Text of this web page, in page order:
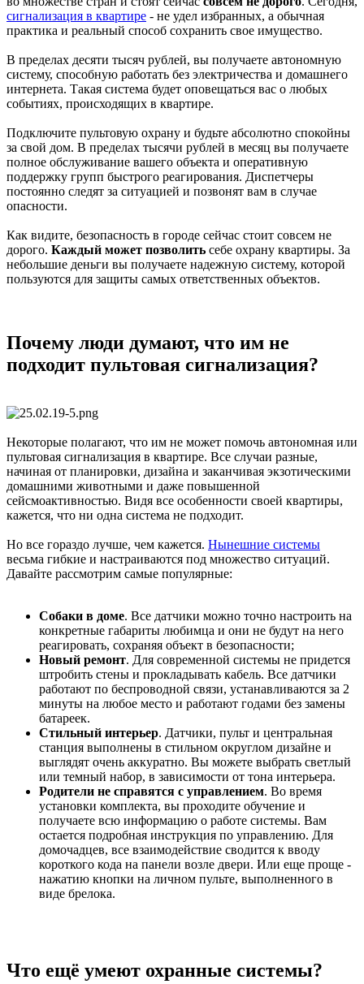
сигнализация в квартире - не удел избранных, а обычная
практика и реальный способ сохранить свое имущество.
В пределах десяти тысяч рублей, вы получаете автономную
систему, способную работать без электричества и домашнего
интернета. Такая система будет оповещаться вас о любых
событиях, происходящих в квартире.
Подключите пультовую охрану и будьте абсолютно спокойны
за свой дом. В пределах тысячи рублей в месяц вы получаете
полное обслуживание вашего объекта и оперативную
поддержку групп быстрого реагирования. Диспетчеры
постоянно следят за ситуацией и позвонят вам в случае
опасности.
Как видите, безопасность в городе сейчас стоит совсем не
дорого. Каждый может позволить себе охрану квартиры. За
небольшие деньги вы получаете надежную систему, которой
пользуются для защиты самых ответственных объектов.
Почему люди думают, что им не
подходит пультовая сигнализация?
Некоторые полагают, что им не может помочь автономная или
пультовая сигнализация в квартире. Все случаи разные,
начиная от планировки, дизайна и заканчивая экзотическими
домашними животными и даже повышенной
сейсмоактивностью. Видя все особенности своей квартиры,
кажется, что ни одна система не подходит.
Но все гораздо лучше, чем кажется. Нынешние системы
весьма гибкие и настраиваются под множество ситуаций.
Давайте рассмотрим самые популярные:
Собаки в доме. Все датчики можно точно настроить на
конкретные габариты любимца и они не будут на него
реагировать, сохраняя объект в безопасности;
Новый ремонт. Для современной системы не придется
штробить стены и прокладывать кабель. Все датчики
работают по беспроводной связи, устанавливаются за 2
минуты на любое место и работают годами без замены
батареек.
Стильный интерьер. Датчики, пульт и центральная
станция выполнены в стильном округлом дизайне и
выглядят очень аккуратно. Вы можете выбрать светлый
или темный набор, в зависимости от тона интерьера.
Родители не справятся с управлением. Во время
установки комплекта, вы проходите обучение и
получаете всю информацию о работе системы. Вам
остается подробная инструкция по управлению. Для
домочадцев, все взаимодействие сводится к вводу
короткого кода на панели возле двери. Или еще проще -
нажатию кнопки на личном пульте, выполненного в
виде брелока.
Что ещё умеют охранные системы?